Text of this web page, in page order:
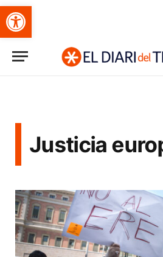
Obre la barra d'eines
Justicia